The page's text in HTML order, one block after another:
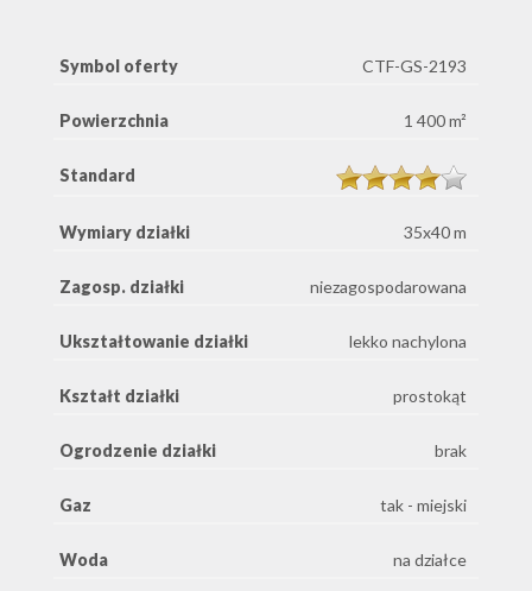
Symbol oferty CTF-GS-2193
Powierzchnia 1 400 m²
Standard
Wymiary działki 35x40 m
Zagosp. działki niezagospodarowana
Ukształtowanie działki lekko nachylona
Kształt działki prostokąt
Ogrodzenie działki brak
Gaz tak - miejski
Woda na działce